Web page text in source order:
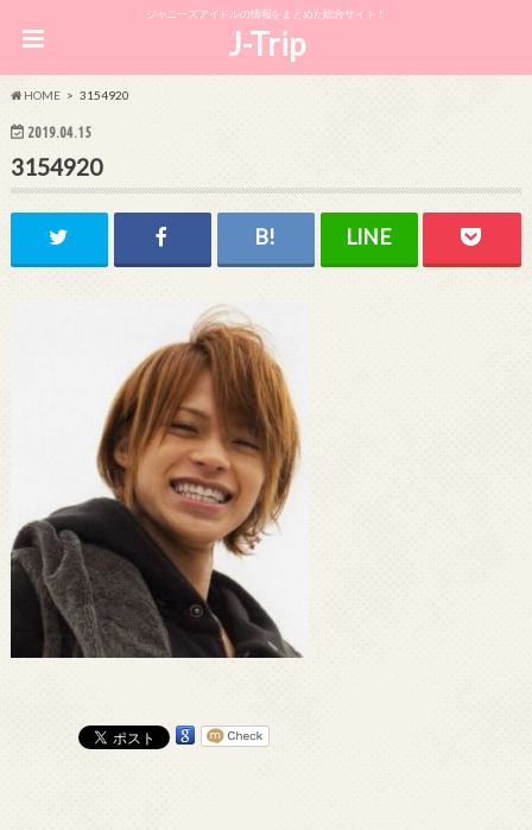
ジャニーズアイドルの情報をまとめた総合サイト！
J-Trip
HOME 3154920
2019.04.15
3154920